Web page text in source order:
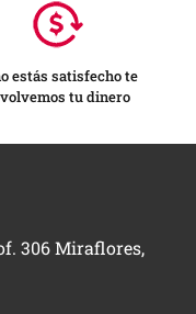
estás satisfecho te
tu dinero
306 Miraflores,